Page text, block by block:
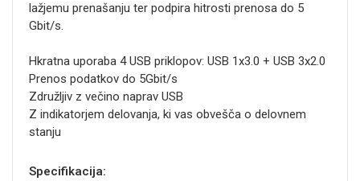
lažjemu prenašanju ter podpira hitrosti prenosa do 5
Gbit/s.
Hkratna uporaba 4 USB priklopov: USB 1x3.0 + USB 3x2.0
Prenos podatkov do 5Gbit/s
Združljiv z večino naprav USB
Z indikatorjem delovanja, ki vas obvešča o delovnem
stanju
Specifikacija: